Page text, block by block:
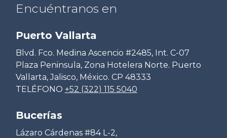
Encuéntranos en
Puerto Vallarta
Blvd. Fco. Medina Ascencio #2485, Int. C-07
Plaza Peninsula, Zona Hotelera Norte. Puerto
Vallarta, Jalisco, México. CP 48333
TELÉFONO +52 (322) 115 5040
Bucerías
Lázaro Cárdenas #84 L-2,